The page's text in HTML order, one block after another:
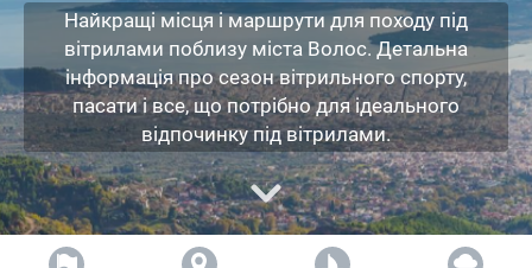
Греція
Італія
Туреччина
Іспанія
Франція
Спліт
Шибеник
Задар
Сардинія
Сицилія
Марина Алімос
D-Marin Лефкас
Марина Далмація
D-Marin Гувія
Beneteau
Jeanneau
Bavaria
Lagoon 40
Lagoon 42
Bavaria C42
Задар
Дубровник
Спліт
Біоград
Трогір
Афіни
Лефкада
Волос
Корфу
Майорка
Ібіца
Канарські острови
Азорські острови
Мадейра
Сицилія
Журнал
Про Sailica
Питання-відповідь
Запит на оренду
FREE
Найкращі місця і маршрути для походу під
вітрилами поблизу міста Волос. Детальна
інформація про сезон вітрильного спорту,
пасати і все, що потрібно для ідеального
відпочинку під вітрилами.